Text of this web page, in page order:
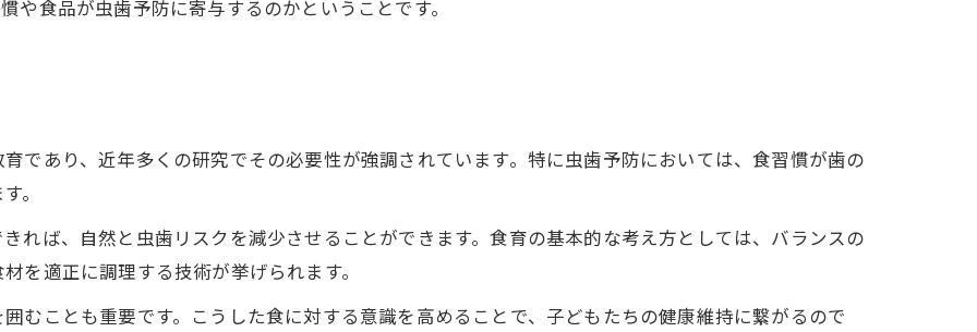
や食品が虫歯予防に寄与するのかということです。
であり、近年多くの研究でその必要性が強調されています。特に虫歯予防においては、食習慣が歯の
。
れば、自然と虫歯リスクを減少させることができます。食育の基本的な考え方としては、バランスの
を適正に調理する技術が挙げられます。
むことも重要です。こうした食に対する意識を高めることで、子どもたちの健康維持に繋がるので